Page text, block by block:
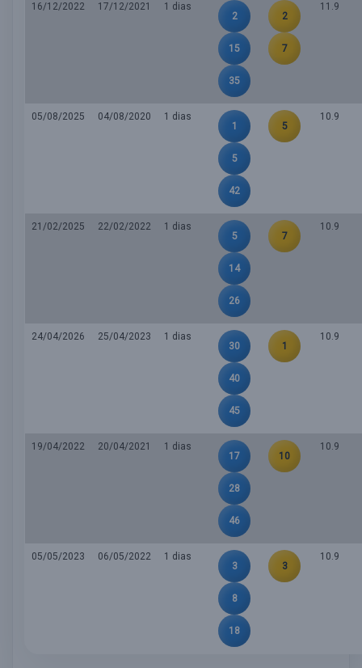
16/12/2022 17/12/2021
1 dias
2
15
35
2
7
11.9
05/08/2025 04/08/2020
1 dias
1
5
42
5
10.9
21/02/2025 22/02/2022
1 dias
5
14
26
7
10.9
24/04/2026 25/04/2023
1 dias
30
40
45
1
10.9
19/04/2022 20/04/2021
1 dias
17
28
46
10
10.9
05/05/2023 06/05/2022
1 dias
3
8
18
3
10.9